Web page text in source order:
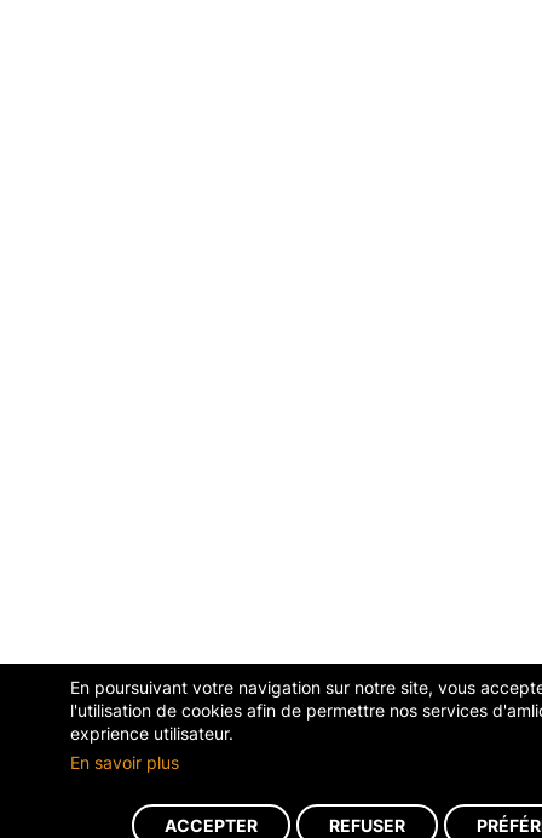
En poursuivant votre navigation sur notre site, vous
l'utilisation de cookies afin de permettre nos services
exprience utilisateur.
En savoir plus
ACCEPTER REFUSER